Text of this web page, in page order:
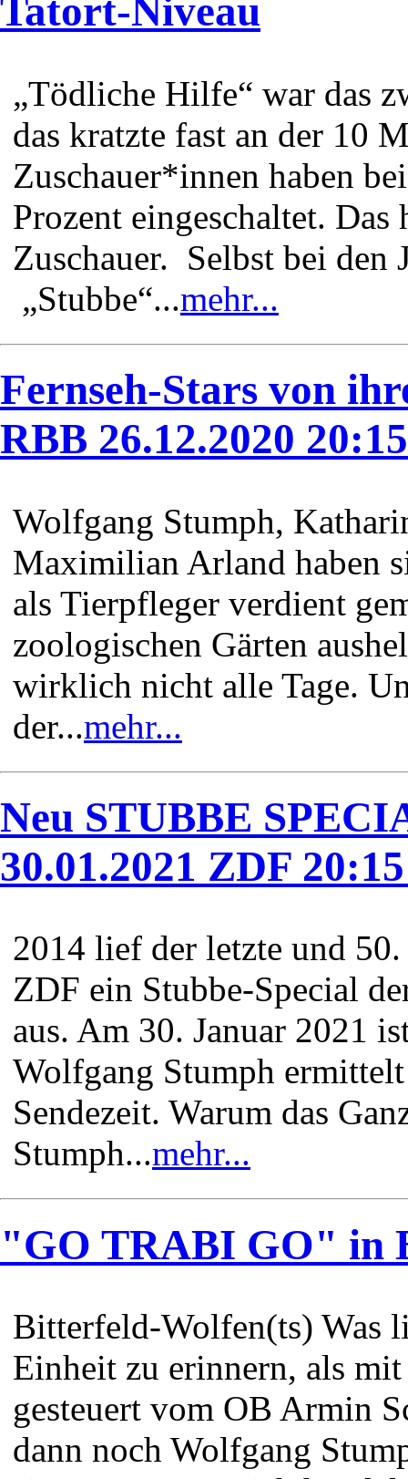
Tatort-Niveau
„Tödliche Hilfe“ war das
das kratzte fast an der 10
Zuschauer*innen haben
Prozent eingeschaltet.
Zuschauer. Selbst bei den
„Stubbe“...mehr...
Fernseh-Stars von
RBB 26.12.2020
Wolfgang Stumph,
Maximilian Arland haben
als Tierpfleger verdient
zoologischen Gärten
wirklich nicht alle Tage.
der...mehr...
Neu STUBBE
30.01.2021 ZDF
2014 lief der letzte und
ZDF ein Stubbe-Special
aus. Am 30. Januar 2021
Wolfgang Stumph
Sendezeit. Warum das
Stumph...mehr...
"GO TRABI GO" in
Bitterfeld-Wolfen(ts) Was
Einheit zu erinnern, als
gesteuert vom OB Armin
dann noch Wolfgang